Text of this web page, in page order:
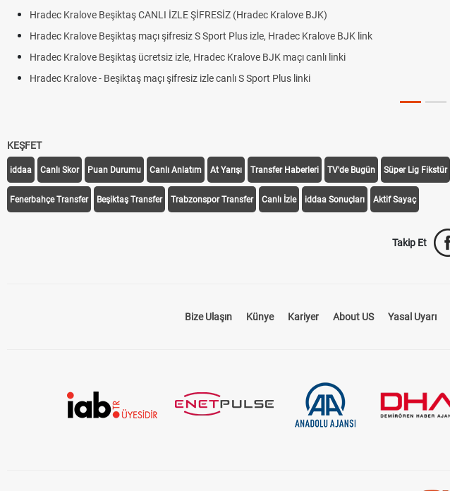
Hradec Kralove Beşiktaş CANLI İZLE ŞİFRESİZ (Hradec Kralove BJK)
Hradec Kralove Beşiktaş maçı şifresiz S Sport Plus izle, Hradec Kralove BJK link
Hradec Kralove Beşiktaş ücretsiz izle, Hradec Kralove BJK maçı canlı linki
Hradec Kralove - Beşiktaş maçı şifresiz izle canlı S Sport Plus linki
KEŞFET
iddaa Canlı Skor Puan Durumu Canlı Anlatım At Yarışı Transfer Haberleri TV'de Bugün Süper Lig Fikstür
Fenerbahçe Transfer Beşiktaş Transfer Trabzonspor Transfer Canlı İzle iddaa Sonuçları Aktif Sayaç
Takip Et
Bize Ulaşın Künye Kariyer About US Yasal Uyarı